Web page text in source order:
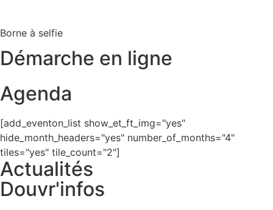
Borne à selfie
Démarche en ligne
Agenda
[add_eventon_list show_et_ft_img="yes"
hide_month_headers="yes" number_of_months="4"
tiles="yes" tile_count="2"]
Actualités
Douvr'infos